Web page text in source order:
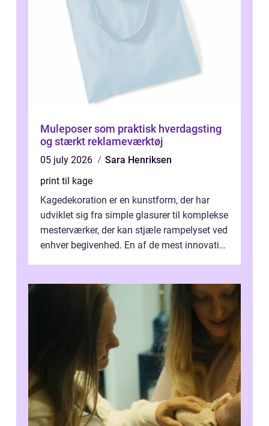
Muleposer som praktisk hverdagsting
og stærkt reklameværktøj
05 july 2026
Sara Henriksen
print til kage
Kagedekoration er en kunstform, der har
udviklet sig fra simple glasurer til komplekse
mesterværker, der kan stjæle rampelyset ved
enhver begivenhed. En af de mest innovative